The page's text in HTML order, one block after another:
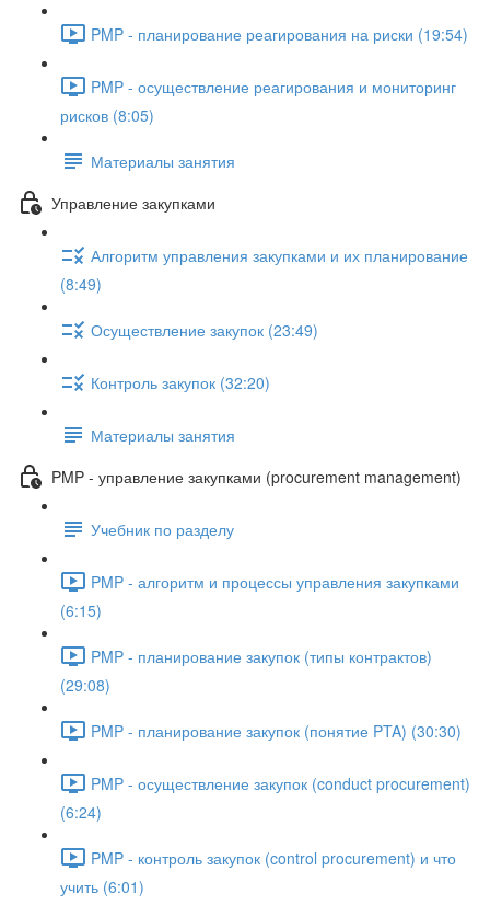
PMP - планирование реагирования на риски (19:54)
PMP - осуществление реагирования и мониторинг
рисков (8:05)
Материалы занятия
Управление закупками
Алгоритм управления закупками и их планирование
(8:49)
Осуществление закупок (23:49)
Контроль закупок (32:20)
Материалы занятия
PMP - управление закупками (procurement management)
Учебник по разделу
PMP - алгоритм и процессы управления закупками
(6:15)
PMP - планирование закупок (типы контрактов)
(29:08)
PMP - планирование закупок (понятие PTA) (30:30)
PMP - осуществление закупок (conduct procurement)
(6:24)
PMP - контроль закупок (control procurement) и что
учить (6:01)